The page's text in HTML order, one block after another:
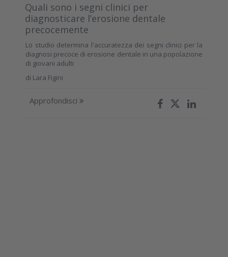
Quali sono i segni clinici per
diagnosticare l’erosione dentale
precocemente
Lo studio determina l'accuratezza dei segni clinici per la
diagnosi precoce di erosione dentale in una popolazione
di giovani adulti
di Lara Figini
Approfondisci